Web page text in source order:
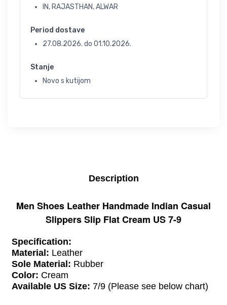
IN, RAJASTHAN, ALWAR
Period dostave
27.08.2026. do 01.10.2026.
Stanje
Novo s kutijom